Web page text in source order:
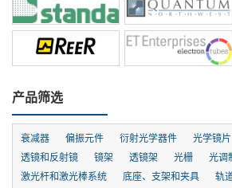
产品筛选
衰减器 偏振元件 衍射光学器件 光学镜片
透镜和反射镜
镜架 透镜架 光栅
光调
激光杆和激光棒系统
底座、支架和夹具 轨